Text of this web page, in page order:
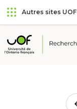
Aller
au
principal
Passer
au
Autres sites UOF
Université